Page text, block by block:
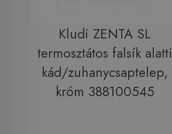
Kludi ZENTA SL
termosztátos falsík alatti
kád/zuhanycsaptelep,
króm 388100545